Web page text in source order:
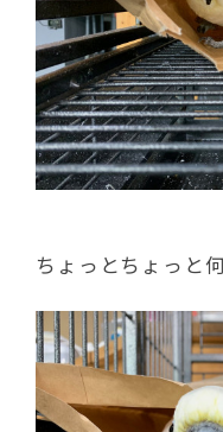
ちょっとちょっと